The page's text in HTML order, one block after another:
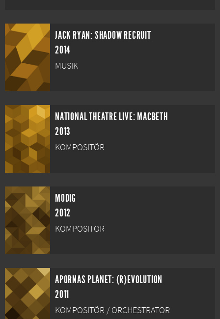
JACK RYAN: SHADOW RECRUIT
2014
MUSIK
NATIONAL THEATRE LIVE: MACBETH
2013
KOMPOSITÖR
MODIG
2012
KOMPOSITÖR
APORNAS PLANET: (R)EVOLUTION
2011
KOMPOSITÖR / ORCHESTRATOR